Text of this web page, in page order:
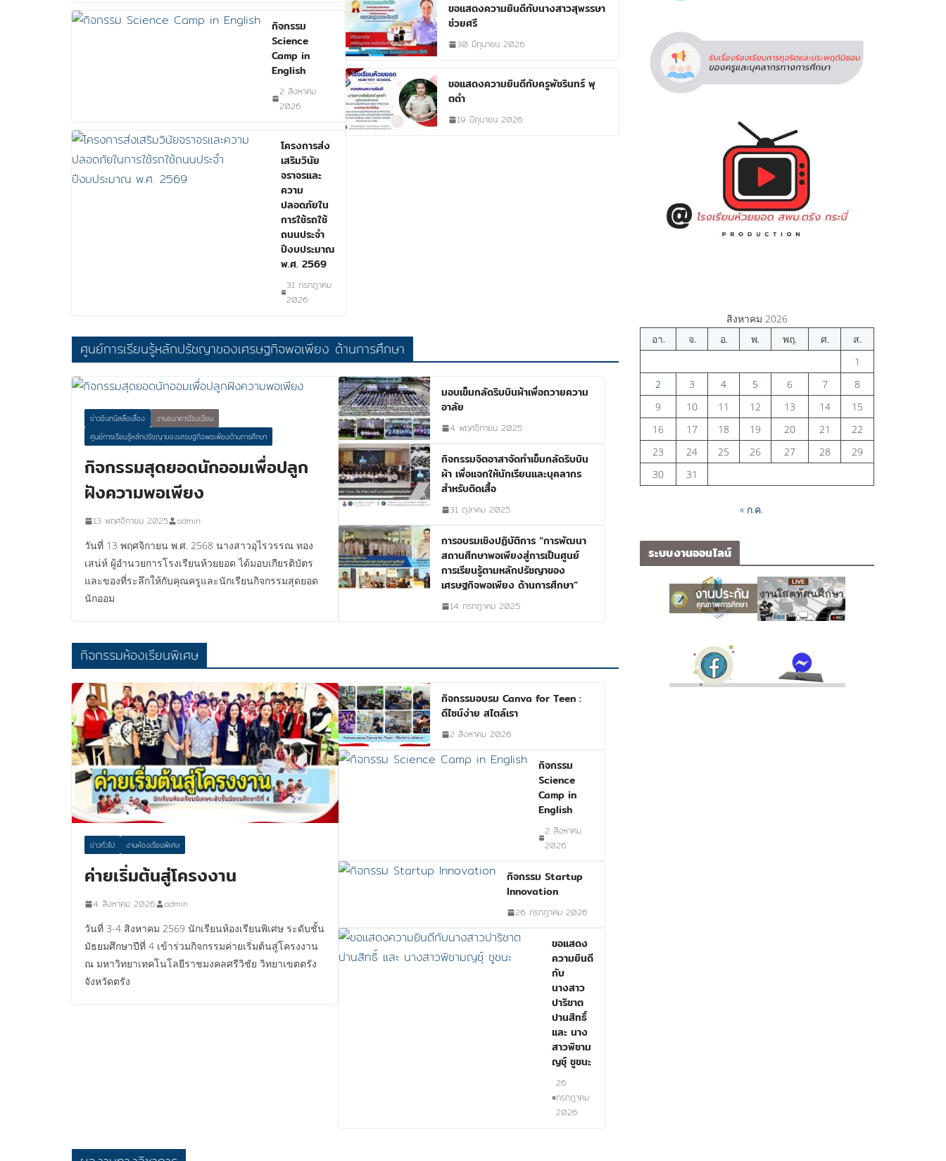
กิจกรรม
Science
Camp in
English
2 สิงหาคม
2026
โครงการส่ง
เสริมวินัย
จราจรและ
ความ
ปลอดภัยใน
การใช้รถใช้
ถนนประจำ
ปีงบประมาณ
พ.ศ. 2569
31 กรกฎาคม
2026
ขอเเสดงความยินดีกับนางสาวสุพรรษา
ช่วยศรี
30 มิถุนายน 2026
ขอแสดงความยินดีกับครูพัชรินทร์ พุ
ตดำ
19 มิถุนายน 2026
ศูนย์การเรียนรู้หลักปรัชญาของเศรษฐกิจพอเพียง ด้านการศึกษา
ข่าวอินทนิลลือเลื่อง
งานธนาคารโรงเรียน
ศูนย์การเรียนรู้หลักปรัชญาของเศรษฐกิจพอเพียงด้านการศึกษา
กิจกรรมสุดยอดนักออมเพื่อปลูก
ฝังความพอเพียง
13 พฤศจิกายน 2025
admin
วันที่ 13 พฤศจิกายน พ.ศ. 2568 นางสาวอุไรวรรณ ทอง
เสน่ห์ ผู้อำนวยการโรงเรียนห้วยยอด ได้มอบเกียรติบัตร
และของที่ระลึกให้กับคุณครูและนักเรียนกิจกรรมสุดยอด
นักออม
มอบเข็มกลัดริบบินผ้าเพื่อถวายความ
อาลัย
4 พฤศจิกายน 2025
กิจกรรมจิตอาสาจัดทำเข็มกลัดริบบิน
ผ้า เพื่อแจกให้นักเรียนและบุคลากร
สำหรับติดเสื้อ
31 ตุลาคม 2025
การอบรมเชิงปฏิบัติการ “การพัฒนา
สถานศึกษาพอเพียงสู่การเป็นศูนย์
การเรียนรู้ตามหลักปรัชญาของ
เศรษฐกิจพอเพียง ด้านการศึกษา”
14 กรกฎาคม 2025
กิจกรรมห้องเรียนพิเศษ
ข่าวทั่วไป งานห้องเรียนพิเศษ
ค่ายเริ่มต้นสู่โครงงาน
4 สิงหาคม 2026
admin
วันที่ 3-4 สิงหาคม 2569 นักเรียนห้องเรียนพิเศษ ระดับชั้น
มัธยมศึกษาปีที่ 4 เข้าร่วมกิจกรรมค่ายเริ่มต้นสู่โครงงาน
ณ มหาวิทยาเทคโนโลยีราชมงคลศรีวิชัย วิทยาเขตตรัง
จังหวัดตรัง
กิจกรรมอบรม Canva for Teen :
ดีไซน์ง่าย สไตล์เรา
2 สิงหาคม 2026
กิจกรรม
Science
Camp in
English
2 สิงหาคม
2026
กิจกรรม Startup
Innovation
26 กรกฎาคม 2026
ขอแสดง
ความยินดี
กับ
นางสาว
ปาริชาต
ปานสิทธิ์
และ นาง
สาวพิชาม
ญชุ์ ชูชนะ
26
กรกฎาคม
2026
สิงหาคม 2026
อา.
จ. อ. พ. พฤ. ศ.
ส.
1
2
3 4 5 6 7
8
9
10 11 12 13 14
15
16
17 18 19 20 21
22
23
24 25 26 27 28
29
30
31
« ก.ค.
ระบบงานออนไลน์